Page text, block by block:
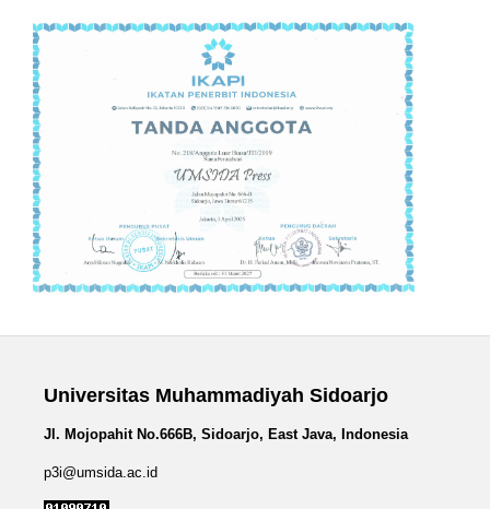
Universitas Muhammadiyah Sidoarjo
Jl. Mojopahit No.666B, Sidoarjo, East Java, Indonesia
p3i@umsida.ac.id